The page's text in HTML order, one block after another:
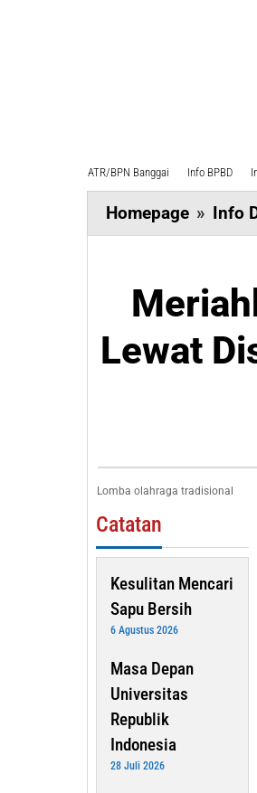
ATR/BPN Banggai Info BPBD
Homepage » Info
Lewat
Lomba olahraga tradisional
Catatan
Kesulitan Mencari
Sapu Bersih
6 Agustus 2026
Masa Depan
Universitas
Republik
Indonesia
28 Juli 2026